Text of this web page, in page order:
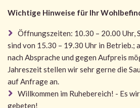
Wichtige Hinweise für Ihr
Öffnungszeiten: 10.30 – 20.00 Uhr,
sind von 15.30 – 19.30 Uhr in Betrieb.;
nach Absprache und gegen Aufpreis
Jahreszeit stellen wir sehr gerne die
auf Anfrage an.
Willkommen im Ruhebereich! - Es
gebeten!